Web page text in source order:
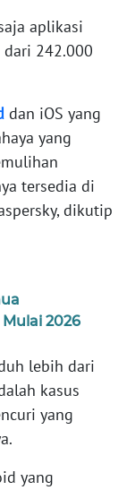
aplikasi
242.000
dan iOS yang
yang
tersedia di
dikutip
2026
lebih dari
kasus
yang
yang